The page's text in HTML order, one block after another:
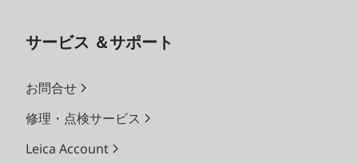
サービス ＆サポート
お問合せ
修理・点検サービス
Leica Account